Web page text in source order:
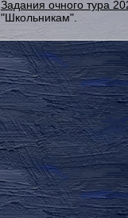
Задания очного тура
"Школьникам".